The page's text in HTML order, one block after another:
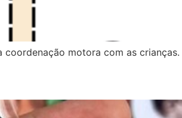
motora com as crianças.